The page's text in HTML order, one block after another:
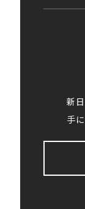
新
手